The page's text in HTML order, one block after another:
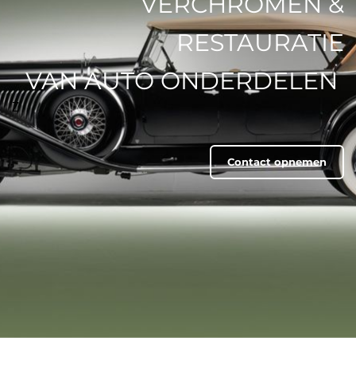
RESTAURATIE
VAN AUTO ONDERDELEN
Z
Contact opnemen